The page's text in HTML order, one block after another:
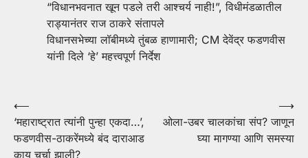
“विधानभवनात खून पडले तरी आश्चर्य नाही!”, विधीमंडळातील
राड्यानंतर राज ठाकरे संतापले
विधानसभेच्या लॉबीमध्ये तुंबळ हाणामारी; CM देवेंद्र फडणवीस
यांनी दिले ‘हे’ महत्त्वपूर्ण निर्देश
Post
navigation
⟵
‘महाराष्ट्रात त्यांनी पुन्हा एकदा…’,
फडणवीस-ठाकरेंमध्ये बंद दाराआड
काय चर्चा झाली?
ओला-उबर चालकांचा संप? जाणून
घ्या मागण्या आणि समस्या
⟶